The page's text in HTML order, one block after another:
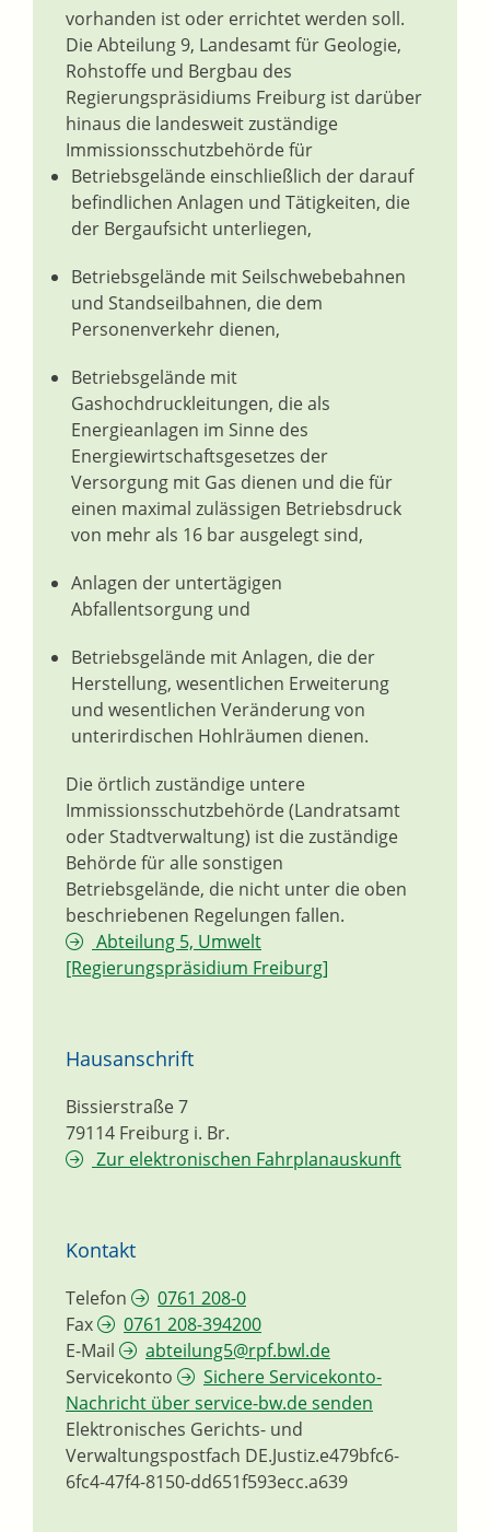
vorhanden ist oder errichtet werden soll.
Die Abteilung 9, Landesamt für Geologie,
Rohstoffe und Bergbau des
Regierungspräsidiums Freiburg ist darüber
hinaus die landesweit zuständige
Immissionsschutzbehörde für
Betriebsgelände einschließlich der darauf
befindlichen Anlagen und Tätigkeiten, die
der Bergaufsicht unterliegen,
Betriebsgelände mit Seilschwebebahnen
und Standseilbahnen, die dem
Personenverkehr dienen,
Betriebsgelände mit
Gashochdruckleitungen, die als
Energieanlagen im Sinne des
Energiewirtschaftsgesetzes der
Versorgung mit Gas dienen und die für
einen maximal zulässigen Betriebsdruck
von mehr als 16 bar ausgelegt sind,
Anlagen der untertägigen
Abfallentsorgung und
Betriebsgelände mit Anlagen, die der
Herstellung, wesentlichen Erweiterung
und wesentlichen Veränderung von
unterirdischen Hohlräumen dienen.
Die örtlich zuständige untere
Immissionsschutzbehörde (Landratsamt
oder Stadtverwaltung) ist die zuständige
Behörde für alle sonstigen
Betriebsgelände, die nicht unter die oben
beschriebenen Regelungen fallen.
Abteilung 5, Umwelt
[Regierungspräsidium Freiburg]
Hausanschrift
Bissierstraße 7
79114 Freiburg i. Br.
Zur elektronischen Fahrplanauskunft
Kontakt
Telefon
0761 208-0
Fax
0761 208-394200
E-Mail
abteilung5@rpf.bwl.de
Servicekonto
Sichere Servicekonto-
Nachricht über service-bw.de senden
Elektronisches Gerichts- und
Verwaltungspostfach DE.Justiz.e479bfc6-
6fc4-47f4-8150-dd651f593ecc.a639